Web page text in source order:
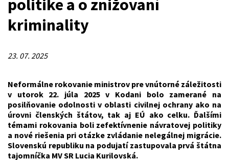
politike a o znižovaní
kriminality
23. 07. 2025
Neformálne rokovanie ministrov pre vnútorné záležitosti
v utorok 22. júla 2025 v Kodani bolo zamerané na
posilňovanie odolnosti v oblasti civilnej ochrany ako na
úrovni členských štátov, tak aj EÚ ako celku. Ďalšími
témami rokovania boli zefektívnenie návratovej politiky
a nové riešenia pri otázke zvládanie nelegálnej migrácie.
Slovenskú republiku na podujatí zastupovala prvá štátna
tajomníčka MV SR Lucia Kurilovská.